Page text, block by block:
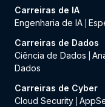
Carreiras de IA
Engenharia de IA
Carreiras de Dados
Ciência de Dados
Dados
Carreiras de Cyber
Cloud Security